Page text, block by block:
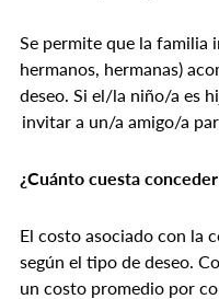
Se permite que la familia
hermanos, hermanas)
deseo. Si el/la niño/a es
invitar a un/a amigo/a
¿Cuánto cuesta
El costo asociado con la
según el tipo de deseo.
un costo promedio por